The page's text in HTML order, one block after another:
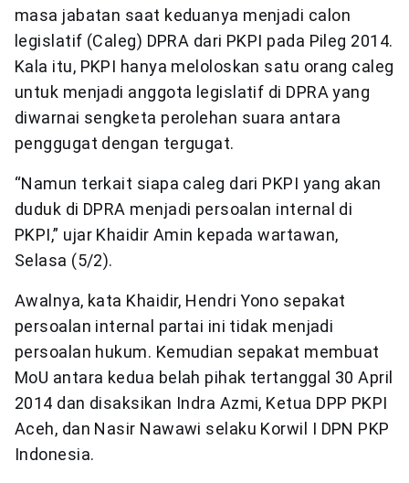
masa jabatan saat keduanya menjadi calon
legislatif (Caleg) DPRA dari PKPI pada Pileg 2014.
Kala itu, PKPI hanya meloloskan satu orang caleg
untuk menjadi anggota legislatif di DPRA yang
diwarnai sengketa perolehan suara antara
penggugat dengan tergugat.
“Namun terkait siapa caleg dari PKPI yang akan
duduk di DPRA menjadi persoalan internal di
PKPI,” ujar Khaidir Amin kepada wartawan,
Selasa (5/2).
Awalnya, kata Khaidir, Hendri Yono sepakat
persoalan internal partai ini tidak menjadi
persoalan hukum. Kemudian sepakat membuat
MoU antara kedua belah pihak tertanggal 30 April
2014 dan disaksikan Indra Azmi, Ketua DPP PKPI
Aceh, dan Nasir Nawawi selaku Korwil I DPN PKP
Indonesia.